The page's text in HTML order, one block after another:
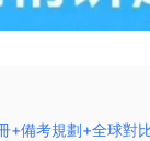
+備考規劃+全球